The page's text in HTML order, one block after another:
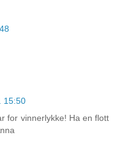
15:50
for vinnerlykke! Ha en flott